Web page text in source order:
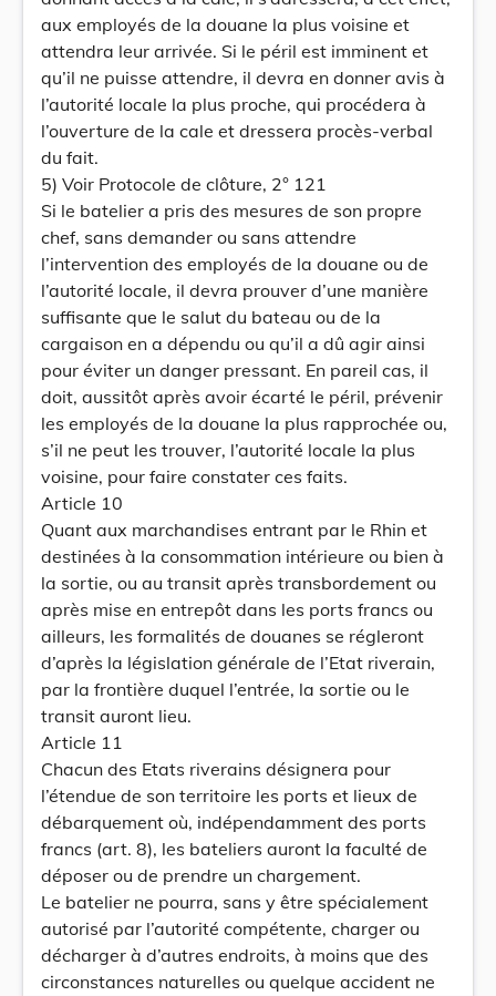
aux employés de la douane la plus voisine et
attendra leur arrivée. Si le péril est imminent et
qu’il ne puisse attendre, il devra en donner avis à
l’autorité locale la plus proche, qui procédera à
l’ouverture de la cale et dressera procès-verbal
du fait.
5) Voir Protocole de clôture, 2° 121
Si le batelier a pris des mesures de son propre
chef, sans demander ou sans attendre
l’intervention des employés de la douane ou de
l’autorité locale, il devra prouver d’une manière
suffisante que le salut du bateau ou de la
cargaison en a dépendu ou qu’il a dû agir ainsi
pour éviter un danger pressant. En pareil cas, il
doit, aussitôt après avoir écarté le péril, prévenir
les employés de la douane la plus rapprochée ou,
s’il ne peut les trouver, l’autorité locale la plus
voisine, pour faire constater ces faits.
Article 10
Quant aux marchandises entrant par le Rhin et
destinées à la consommation intérieure ou bien à
la sortie, ou au transit après transbordement ou
après mise en entrepôt dans les ports francs ou
ailleurs, les formalités de douanes se régleront
d’après la législation générale de l’Etat riverain,
par la frontière duquel l’entrée, la sortie ou le
transit auront lieu.
Article 11
Chacun des Etats riverains désignera pour
l’étendue de son territoire les ports et lieux de
débarquement où, indépendamment des ports
francs (art. 8), les bateliers auront la faculté de
déposer ou de prendre un chargement.
Le batelier ne pourra, sans y être spécialement
autorisé par l’autorité compétente, charger ou
décharger à d’autres endroits, à moins que des
circonstances naturelles ou quelque accident ne